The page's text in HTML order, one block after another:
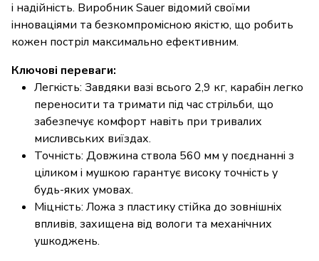
і надійність. Виробник Sauer відомий своїми
інноваціями та безкомпромісною якістю, що робить
кожен постріл максимально ефективним.
Ключові переваги:
Легкість: Завдяки вазі всього 2,9 кг, карабін легко
переносити та тримати під час стрільби, що
забезпечує комфорт навіть при тривалих
мисливських виїздах.
Точність: Довжина ствола 560 мм у поєднанні з
ціликом і мушкою гарантує високу точність у
будь-яких умовах.
Міцність: Ложа з пластику стійка до зовнішніх
впливів, захищена від вологи та механічних
ушкоджень.